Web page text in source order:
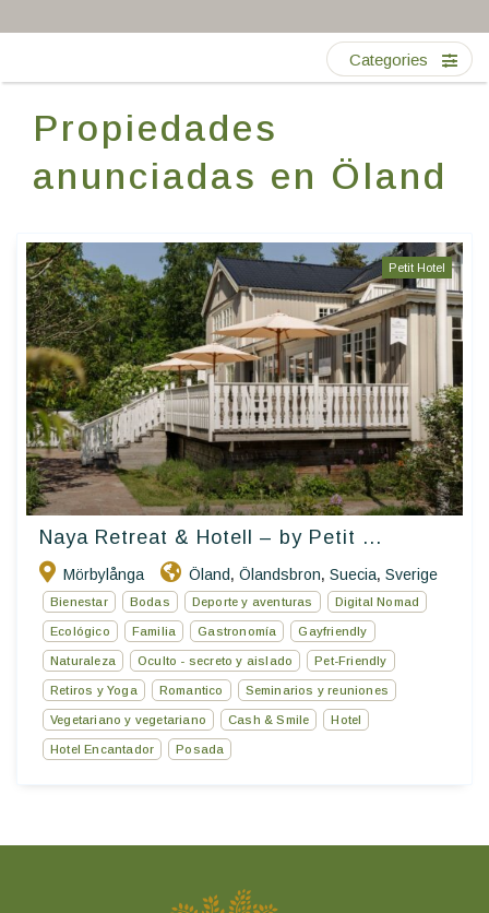
ES
Propiedades
anunciadas en Öland
Categories
Petit Hotel
Naya Retreat & Hotell – by Petit ...
Mörbylånga Öland , Ölandsbron, Suecia, Sverige
Bienestar Bodas Deporte y aventuras Digital Nomad
Ecológico Familia Gastronomía Gayfriendly
Naturaleza Oculto - secreto y aislado Pet-Friendly
Retiros y Yoga Romantico Seminarios y reuniones
Vegetariano y vegetariano Cash & Smile Hotel
Hotel Encantador Posada